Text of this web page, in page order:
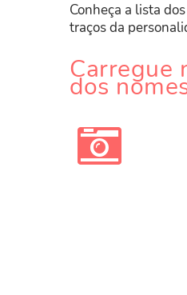
Conheça a lista
traços da
Carregue
dos